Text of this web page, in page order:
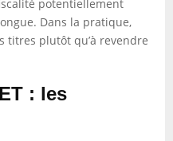
potentiellement
Dans la pratique,
titres plutôt qu’à revendre
: les